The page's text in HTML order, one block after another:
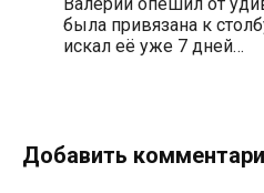
была привязана к
искал её уже 7 дней…
Добавить